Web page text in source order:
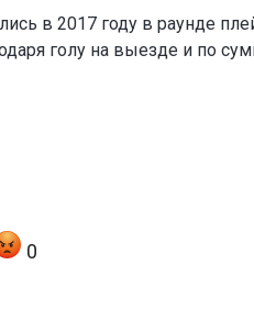
в 2017 году в раунде
голу на выезде и по
0